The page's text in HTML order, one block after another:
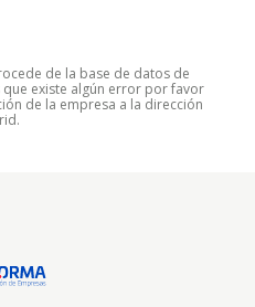
de la base de datos de
que existe algún error por favor
de la empresa a la dirección